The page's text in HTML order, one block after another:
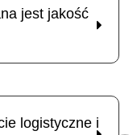
jest jakość
logistyczne i